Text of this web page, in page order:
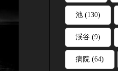
池 (130)
渓谷 (9)
病院 (64)